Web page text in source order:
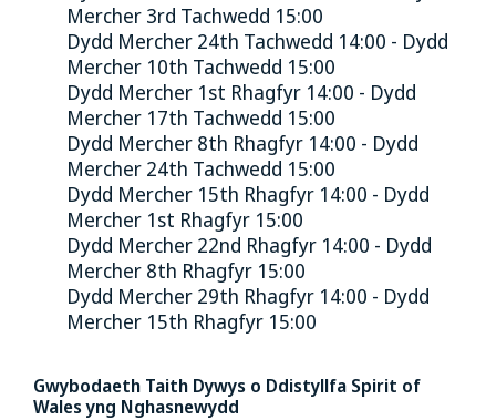
Mercher 3rd Tachwedd 15:00
Dydd Mercher 24th Tachwedd 14:00 - Dydd
Mercher 10th Tachwedd 15:00
Dydd Mercher 1st Rhagfyr 14:00 - Dydd
Mercher 17th Tachwedd 15:00
Dydd Mercher 8th Rhagfyr 14:00 - Dydd
Mercher 24th Tachwedd 15:00
Dydd Mercher 15th Rhagfyr 14:00 - Dydd
Mercher 1st Rhagfyr 15:00
Dydd Mercher 22nd Rhagfyr 14:00 - Dydd
Mercher 8th Rhagfyr 15:00
Dydd Mercher 29th Rhagfyr 14:00 - Dydd
Mercher 15th Rhagfyr 15:00
Gwybodaeth Taith Dywys o Ddistyllfa Spirit of
Wales yng Nghasnewydd